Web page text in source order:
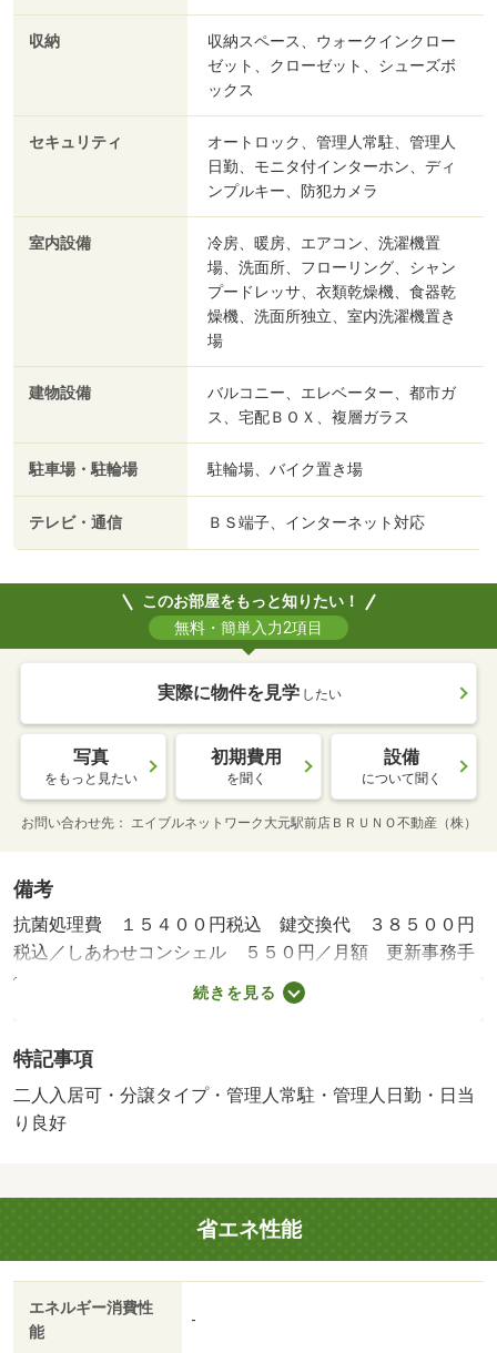
収納
収納スペース、ウォークインクロー
ゼット、クローゼット、シューズボ
ックス
セキュリティ
オートロック、管理人常駐、管理人
日勤、モニタ付インターホン、ディ
ンプルキー、防犯カメラ
室内設備
冷房、暖房、エアコン、洗濯機置
場、洗面所、フローリング、シャン
プードレッサ、衣類乾燥機、食器乾
燥機、洗面所独立、室内洗濯機置き
場
建物設備
バルコニー、エレベーター、都市ガ
ス、宅配ＢＯＸ、複層ガラス
駐車場・駐輪場 駐輪場、バイク置き場
テレビ・通信 ＢＳ端子、インターネット対応
このお部屋をもっと知りたい！
無料・簡単入力2項目
実際に物件を見学 したい
写真
をもっと見たい
初期費用
を聞く
設備
について聞く
お問い合わせ先 エイブルネットワーク大元駅前店ＢＲＵＮＯ不動産（株）
備考
抗菌処理費 １５４００円税込 鍵交換代 ３８５００円
税込／しあわせコンシェル ５５０円／月額 更新事務手
数料 １１０００円／保証会社利用必：初回契約時：４
０％／普通借家０２年／二人入居可／子供可／お気軽にお
コン／ガスコンロ対応／クロゼット／フローリング／シャ
ワー付洗面台／ＴＶインターホン／浴室乾燥機／オートロ
ック／室内洗濯置／陽当り良好／シューズボックス／シス
／光ファイバー／３口以上コンロ／対面式キッチン／防犯
カメラ／駐車場１台無料／分譲賃貸／オートバス／グリル
付／ウォークインクロゼット／二人入居相談／バイク置場
／全居室フローリング／玄関ホール／ＬＤＫ１５畳以上／
ディンプルキー／駅まで平坦／食器洗乾燥機／眺望良好／
複層ガラス／平坦地／南面２室／南面リビング／３駅以上
続きを見る
特記事項
二人入居可・分譲タイプ・管理人常駐・管理人日勤・日当
り良好
省エネ性能
エネルギー消費性
能
-